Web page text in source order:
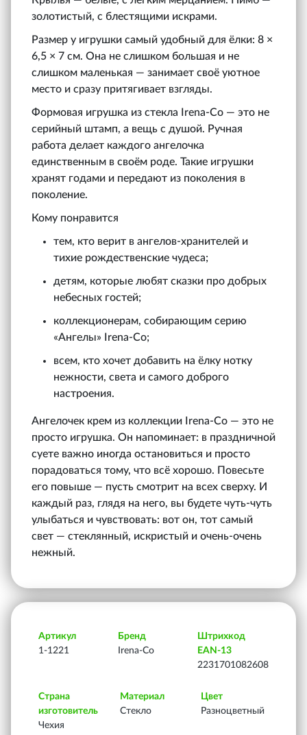
золотистый, с блестящими искрами.
Размер у игрушки самый удобный для ёлки: 8 ×
6,5 × 7 см. Она не слишком большая и не
слишком маленькая — занимает своё уютное
место и сразу притягивает взгляды.
Формовая игрушка из стекла Irena‑Co — это не
серийный штамп, а вещь с душой. Ручная
работа делает каждого ангелочка
единственным в своём роде. Такие игрушки
хранят годами и передают из поколения в
поколение.
Кому понравится
тем, кто верит в ангелов-хранителей и
тихие рождественские чудеса;
детям, которые любят сказки про добрых
небесных гостей;
коллекционерам, собирающим серию
«Ангелы» Irena‑Co;
всем, кто хочет добавить на ёлку нотку
нежности, света и самого доброго
настроения.
Ангелочек крем из коллекции Irena‑Co — это не
просто игрушка. Он напоминает: в праздничной
суете важно иногда остановиться и просто
порадоваться тому, что всё хорошо. Повесьте
его повыше — пусть смотрит на всех сверху. И
каждый раз, глядя на него, вы будете чуть-чуть
улыбаться и чувствовать: вот он, тот самый
свет — стеклянный, искристый и очень-очень
нежный.
Артикул
1-1221
Бренд
Irena-Co
Штрихкод
EAN-13
2231701082608
Страна
изготовитель
Чехия
Материал
Стекло
Цвет
Разноцветный